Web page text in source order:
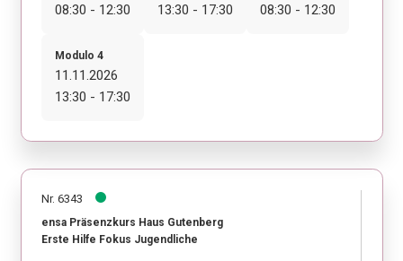
08:30 - 12:30
13:30 - 17:30
08:30 - 12:30
Modulo 4
11.11.2026
13:30 - 17:30
Nr. 6343
ensa Präsenzkurs Haus Gutenberg
Erste Hilfe Fokus Jugendliche